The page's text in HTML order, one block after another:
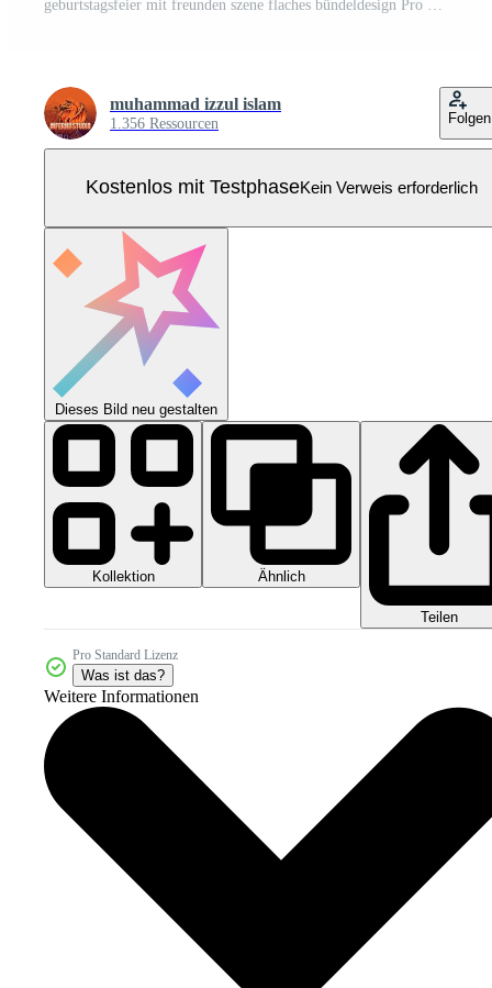
muhammad izzul islam
1.356 Ressourcen Folgen
Kostenlos mit TestphaseKein Verweis erforderlich
Dieses Bild neu gestalten
Kollektion Ähnlich
Teilen
Pro Standard Lizenz
Was ist das?
Weitere Informationen